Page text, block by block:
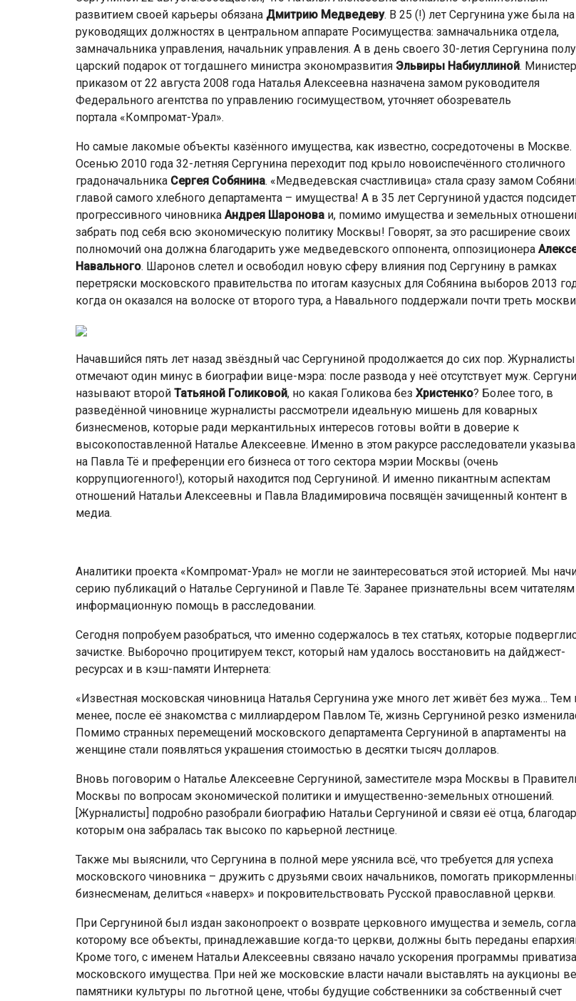
развитием своей карьеры обязана Дмитрию Медведеву. В 25 (!) лет Сергунина уже была на
руководящих должностях в центральном аппарате Росимущества: замначальника отдела,
замначальника управления, начальник управления. А в день своего 30-летия Сергунина
царский подарок от тогдашнего министра экономразвития Эльвиры Набиуллиной.
приказом от 22 августа 2008 года Наталья Алексеевна назначена замом руководителя
Федерального агентства по управлению госимуществом, уточняет обозреватель
портала «Компромат-Урал».
Но самые лакомые объекты казённого имущества, как известно, сосредоточены в Москве.
Осенью 2010 года 32-летняя Сергунина переходит под крыло новоиспечённого столичного
градоначальника Сергея Собянина. «Медведевская счастливица» стала сразу замом
главой самого хлебного департамента – имущества! А в 35 лет Сергуниной удастся
прогрессивного чиновника Андрея Шаронова и, помимо имущества и земельных
забрать под себя всю экономическую политику Москвы! Говорят, за это расширение своих
полномочий она должна благодарить уже медведевского оппонента, оппозиционера
Навального. Шаронов слетел и освободил новую сферу влияния под Сергунину в рамках
перетряски московского правительства по итогам казусных для Собянина выборов 2013
когда он оказался на волоске от второго тура, а Навального поддержали почти треть
Начавшийся пять лет назад звёздный час Сергуниной продолжается до сих пор. Журналисты
отмечают один минус в биографии вице-мэра: после развода у неё отсутствует муж.
называют второй Татьяной Голиковой, но какая Голикова без Христенко? Более того, в
разведённой чиновнице журналисты рассмотрели идеальную мишень для коварных
бизнесменов, которые ради меркантильных интересов готовы войти в доверие к
высокопоставленной Наталье Алексеевне. Именно в этом ракурсе расследователи
на Павла Тё и преференции его бизнеса от того сектора мэрии Москвы (очень
коррупциогенного!), который находится под Сергуниной. И именно пикантным аспектам
отношений Натальи Алексеевны и Павла Владимировича посвящён зачищенный контент в
медиа.
Аналитики проекта «Компромат-Урал» не могли не заинтересоваться этой историей. Мы
серию публикаций о Наталье Сергуниной и Павле Тё. Заранее признательны всем читателям
информационную помощь в расследовании.
Сегодня попробуем разобраться, что именно содержалось в тех статьях, которые
зачистке. Выборочно процитируем текст, который нам удалось восстановить на дайджест-
ресурсах и в кэш-памяти Интернета:
«Известная московская чиновница Наталья Сергунина уже много лет живёт без мужа… Тем
менее, после её знакомства с миллиардером Павлом Тё, жизнь Сергуниной резко
Помимо странных перемещений московского департамента Сергуниной в апартаменты на
женщине стали появляться украшения стоимостью в десятки тысяч долларов.
Вновь поговорим о Наталье Алексеевне Сергуниной, заместителе мэра Москвы в
Москвы по вопросам экономической политики и имущественно-земельных отношений.
[Журналисты] подробно разобрали биографию Натальи Сергуниной и связи её отца,
которым она забралась так высоко по карьерной лестнице.
Также мы выяснили, что Сергунина в полной мере уяснила всё, что требуется для успеха
московского чиновника – дружить с друзьями своих начальников, помогать
бизнесменам, делиться «наверх» и покровительствовать Русской православной церкви.
При Сергуниной был издан законопроект о возврате церковного имущества и земель,
которому все объекты, принадлежавшие когда-то церкви, должны быть переданы
Кроме того, с именем Натальи Алексеевны связано начало ускорения программы
московского имущества. При ней же московские власти начали выставлять на аукционы
памятники культуры по льготной цене, чтобы будущие собственники за собственный счет